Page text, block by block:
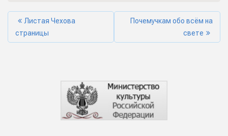
Листая Чехова
страницы
Почемучкам обо всём на
свете